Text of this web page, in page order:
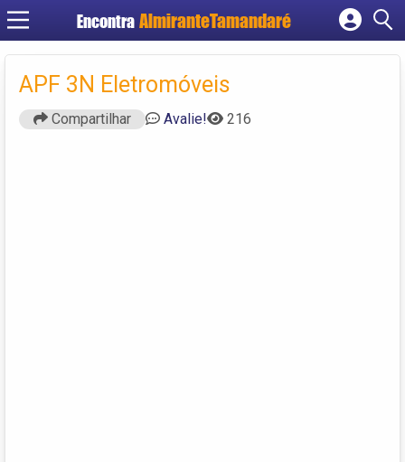
Encontra
Cadastrar empresa
Criar conta
APF 3N Eletromóveis
Compartilhar Avalie! 216